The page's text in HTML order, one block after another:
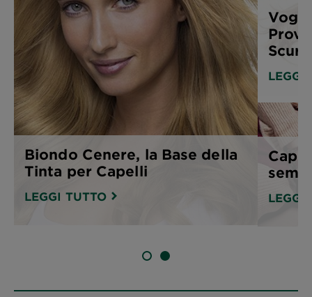
Biondo Cenere, la Base della
Tinta per Capelli
LEGGI TUTTO
Scuro
LEGGI
LEGGI
SLIDE 1SLIDE 2